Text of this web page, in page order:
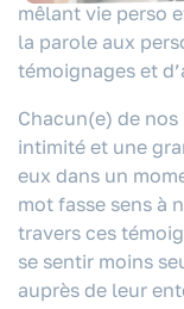
mêlant vie perso
la parole aux
témoignages et
Chacun(e) de
intimité et une
eux dans un
mot fasse sens à
travers ces
se sentir moins
auprès de leur